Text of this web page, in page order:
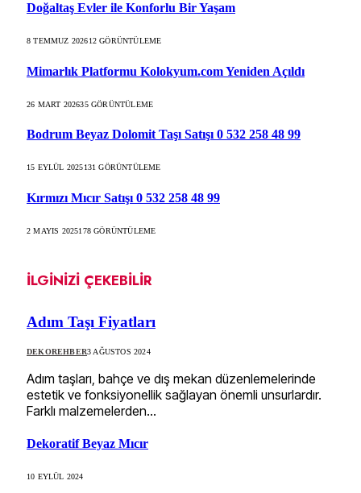
Doğaltaş Evler ile Konforlu Bir Yaşam
8 TEMMUZ 202612GÖRÜNTÜLEME
Mimarlık Platformu Kolokyum.com Yeniden Açıldı
26 MART 202635GÖRÜNTÜLEME
Bodrum Beyaz Dolomit Taşı Satışı 0 532 258 48 99
15 EYLÜL 2025131GÖRÜNTÜLEME
Kırmızı Mıcır Satışı 0 532 258 48 99
2 MAYIS 2025178GÖRÜNTÜLEME
İLGINIZI ÇEKEBILIR
Adım Taşı Fiyatları
DEKOREHBER3 AĞUSTOS 2024
Adım taşları, bahçe ve dış mekan düzenlemelerinde
estetik ve fonksiyonellik sağlayan önemli unsurlardır.
Farklı malzemelerden…
Dekoratif Beyaz Mıcır
10 EYLÜL 2024